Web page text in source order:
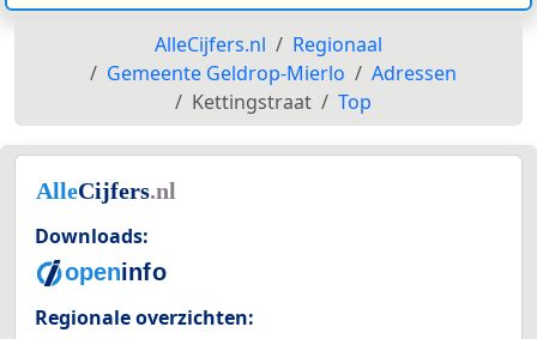
AlleCijfers.nl
Regionaal
Gemeente Geldrop-Mierlo
Adressen
Kettingstraat
Top
Downloads:
Regionale overzichten: